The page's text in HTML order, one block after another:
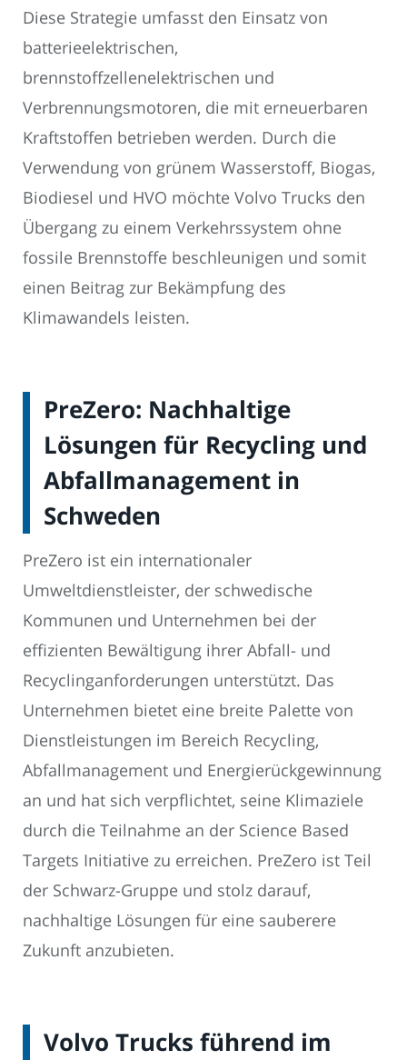
Diese Strategie umfasst den Einsatz von
batterieelektrischen,
brennstoffzellenelektrischen und
Verbrennungsmotoren, die mit erneuerbaren
Kraftstoffen betrieben werden. Durch die
Verwendung von grünem Wasserstoff, Biogas,
Biodiesel und HVO möchte Volvo Trucks den
Übergang zu einem Verkehrssystem ohne
fossile Brennstoffe beschleunigen und somit
einen Beitrag zur Bekämpfung des
Klimawandels leisten.
PreZero: Nachhaltige
Lösungen für Recycling und
Abfallmanagement in
Schweden
PreZero ist ein internationaler
Umweltdienstleister, der schwedische
Kommunen und Unternehmen bei der
effizienten Bewältigung ihrer Abfall- und
Recyclinganforderungen unterstützt. Das
Unternehmen bietet eine breite Palette von
Dienstleistungen im Bereich Recycling,
Abfallmanagement und Energierückgewinnung
an und hat sich verpflichtet, seine Klimaziele
durch die Teilnahme an der Science Based
Targets Initiative zu erreichen. PreZero ist Teil
der Schwarz-Gruppe und stolz darauf,
nachhaltige Lösungen für eine sauberere
Zukunft anzubieten.
Volvo Trucks führend im